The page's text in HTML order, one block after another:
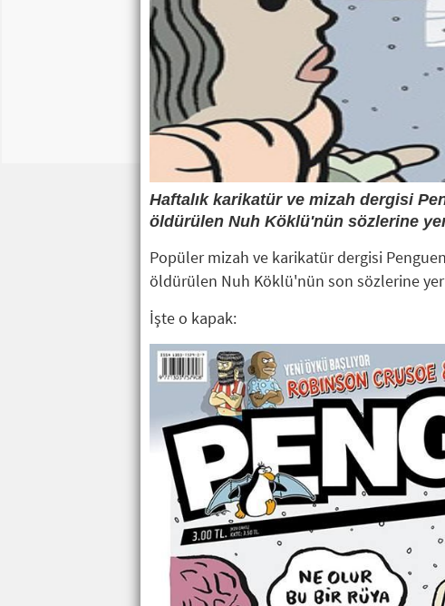
Haftalık karikatür ve mizah dergisi
öldürülen Nuh Köklü'nün sözlerine
Popüler mizah ve karikatür dergisi
öldürülen Nuh Köklü'nün son sözlerine
İşte o kapak: